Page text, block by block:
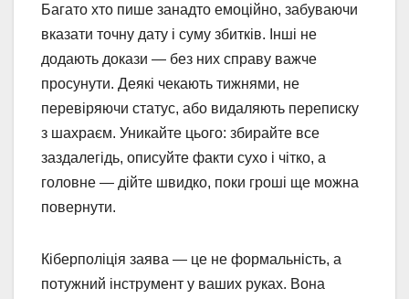
Багато хто пише занадто емоційно, забуваючи
вказати точну дату і суму збитків. Інші не
додають докази — без них справу важче
просунути. Деякі чекають тижнями, не
перевіряючи статус, або видаляють переписку
з шахраєм. Уникайте цього: збирайте все
заздалегідь, описуйте факти сухо і чітко, а
головне — дійте швидко, поки гроші ще можна
повернути.
Кіберполіція заява — це не формальність, а
потужний інструмент у ваших руках. Вона